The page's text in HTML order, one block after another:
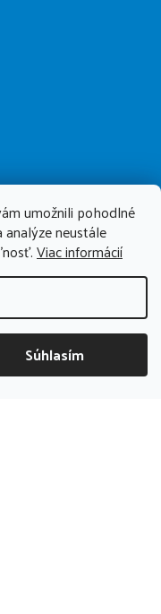
umožnili pohodlné
neustále
Viac informácií
Súhlasím